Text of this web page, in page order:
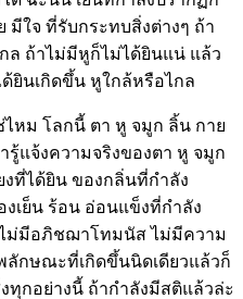
ใจ ที่รับกระทบสิ่งต่างๆ ถ้า
ล ถ้าไม่มีหูก็ไม่ได้ยินแน่ แล้ว
ยินเกิดขึ้น หูใกล้หรือไกล
ไหม โลกนี้ ตา หู จมูก ลิ้น กาย
แจ้งความจริงของตา หู จมูก
งที่ได้ยิน ของกลิ่นที่กำลัง
เย็น ร้อน อ่อนแข็งที่กำลัง
ม่มีอภิชฌาโทมนัส ไม่มีความ
ลักษณะที่เกิดขึ้นนิดเดียวแล้วก็
ทุกอย่างนี้ ถ้ากำลังมีสติแล้วล่ะ